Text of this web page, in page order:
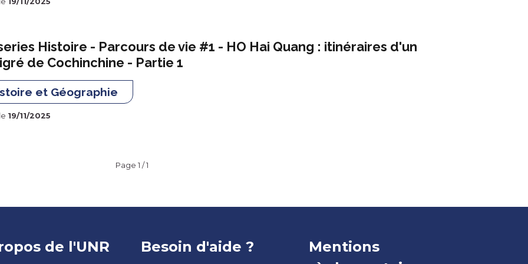
Histoire - Parcours de vie #1 - HO Hai Quang : itinéraires d'un
de Cochinchine - Partie 1
et Géographie
19/11/2025
Page 1 / 1
de l'UNR Besoin d'aide ?
Mentions